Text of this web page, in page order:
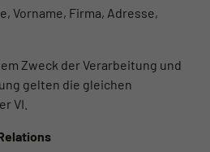
Vorname, Firma, Adresse,
Zweck der Verarbeitung und
gelten die gleichen
VI.